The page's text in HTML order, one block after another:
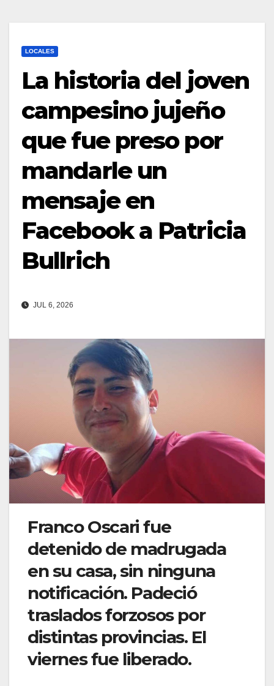
LOCALES
La historia del joven
campesino jujeño
que fue preso por
mandarle un
mensaje en
Facebook a Patricia
Bullrich
JUL 6, 2026
Franco Oscari fue
detenido de madrugada
en su casa, sin ninguna
notificación. Padeció
traslados forzosos por
distintas provincias. El
viernes fue liberado.